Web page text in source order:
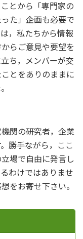
とから「専門家の
た」企画も必要で
，私たちから情報
らご意見や要望を
ち，メンバーが交
とをありのままに
関の研究者，企業
勝手ながら，ここ
場で自由に発言し
わけではありませ
をお寄せ下さい。